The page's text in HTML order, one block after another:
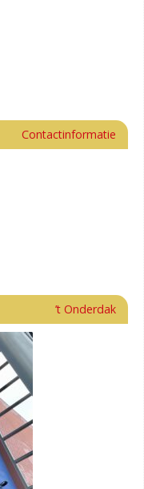
Contactinformatie
’t Onderdak